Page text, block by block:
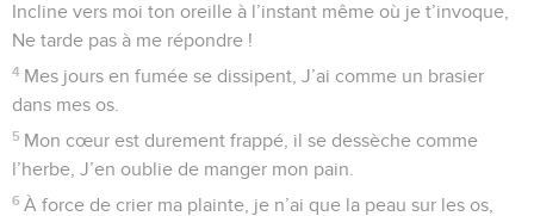
Incline vers moi ton oreille à l’instant même où je t’invoque,
Ne tarde pas à me répondre !
4 Mes jours en fumée se dissipent, J’ai comme un brasier
dans mes os.
5 Mon cœur est durement frappé, il se dessèche comme
l’herbe, J’en oublie de manger mon pain.
6 À force de crier ma plainte, je n’ai que la peau sur les os,